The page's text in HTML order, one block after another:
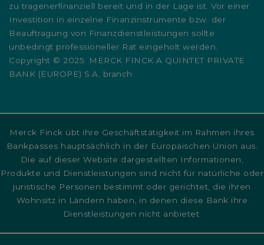
zu tragenerfinanziell bereit und in der Lage ist. Vor einer
Investition in einzelne Finanzinstrumente bzw. der
Beauftragung von Finanzdienstleistungen sollte
unbedingt professioneller Rat eingeholt werden.
Copyright © 2025: MERCK FINCK A QUINTET PRIVATE
BANK (EUROPE) S.A. branch
Merck Finck übt ihre Geschäftstätigkeit im Rahmen ihres
Bankpasses hauptsächlich in der Europäischen Union aus.
Die auf dieser Website dargestellten Informationen,
Produkte und Dienstleistungen sind nicht für natürliche oder
juristische Personen bestimmt oder gerichtet, die ihren
Wohnsitz in Ländern haben, in denen diese Bank ihre
Dienstleistungen nicht anbietet.